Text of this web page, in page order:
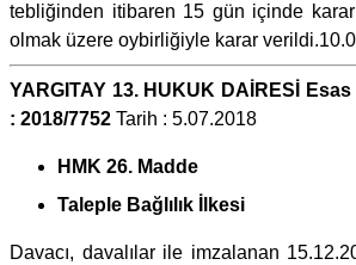
tebliğinden itibaren 15 gün içinde
olmak üzere oybirliğiyle karar
YARGITAY 13. HUKUK DAİRESİ
: 2018/7752 Tarih : 5.07.2018
HMK 26. Madde
Taleple Bağlılık İlkesi
Davacı, davalılar ile imzalanan